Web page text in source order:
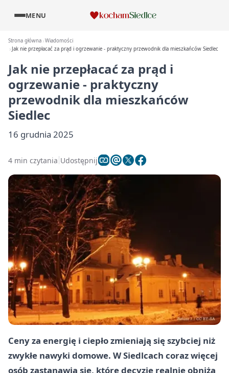
MENU
Strona główna Wiadomości
Jak nie przepłacać za prąd i ogrzewanie - praktyczny przewodnik dla mieszkańców Siedlec
Jak nie przepłacać za prąd i
ogrzewanie - praktyczny
przewodnik dla mieszkańców
Siedlec
16 grudnia 2025
4 min czytania Udostępnij
Ceny za energię i ciepło zmieniają się szybciej niż
zwykłe nawyki domowe. W Siedlcach coraz więcej
osób zastanawia się, które decyzje realnie obniżą